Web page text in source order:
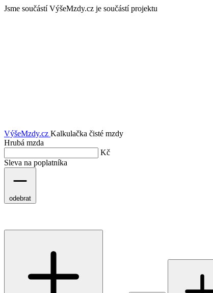
Jsme součástí VýšeMzdy.cz je součástí projektu
VýšeMzdy.cz Kalkulačka čisté mzdy
Hrubá mzda
Kč
Sleva na poplatníka
odebrat